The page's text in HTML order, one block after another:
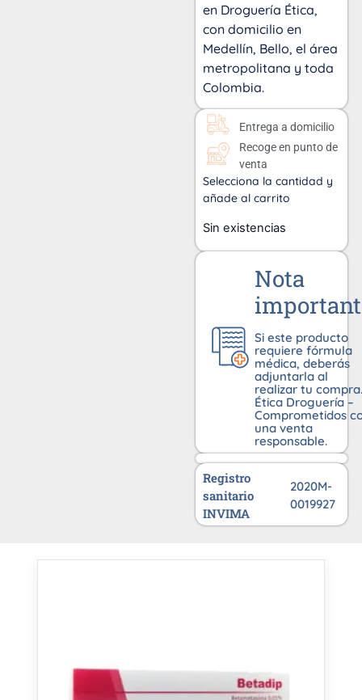
en Droguería Ética,
con domicilio en
Medellín, Bello, el área
metropolitana y toda
Colombia.
Entrega a domicilio
Recoge en punto de
venta
Selecciona la cantidad y
añade al carrito
Sin existencias
Nota
Si este producto
requiere fórmula
médica, deberás
adjuntarla al
realizar tu compra.
Ética Droguería –
Comprometidos
una venta
responsable.
Registro
sanitario
INVIMA
2020M-
0019927